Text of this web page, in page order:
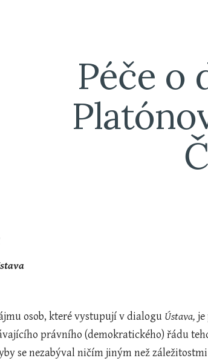
Péče o
osob, které vystupují v dialogu
Ústava, je
právního (demokratického) řádu
se nezabýval ničím jiným než